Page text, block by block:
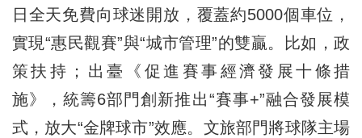
日全天免費向球迷開放，覆蓋約5000個車位，
實現“惠民觀賽”與“城市管理”的雙贏。比如，政
策扶持；出臺《促進賽事經濟發展十條措
施》，統籌6部門創新推出“賽事+”融合發展模
式，放大“金牌球市”效應。文旅部門將球隊主場